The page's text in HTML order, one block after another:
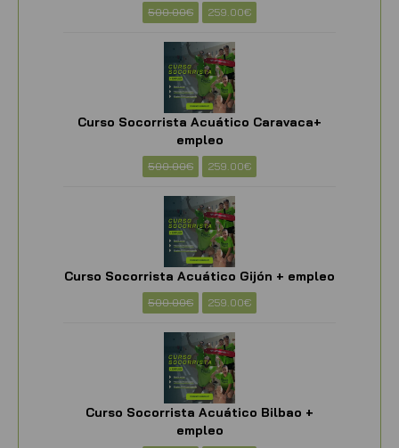
500.00€ 259.00€
Curso Socorrista Acuático Caravaca+
empleo
500.00€ 259.00€
Curso Socorrista Acuático Gijón + empleo
500.00€ 259.00€
Curso Socorrista Acuático Bilbao +
empleo